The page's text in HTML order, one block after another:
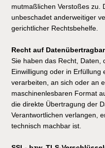
mutmaßlichen Verstoßes zu.
unbeschadet anderweitiger
gerichtlicher Rechtsbehelfe.
Recht auf
Sie haben das Recht, Daten,
Einwilligung oder in Erfüllung
verarbeiten, an sich oder an
maschinenlesbaren Format
die direkte Übertragung der
Verantwortlichen verlangen,
technisch machbar ist.